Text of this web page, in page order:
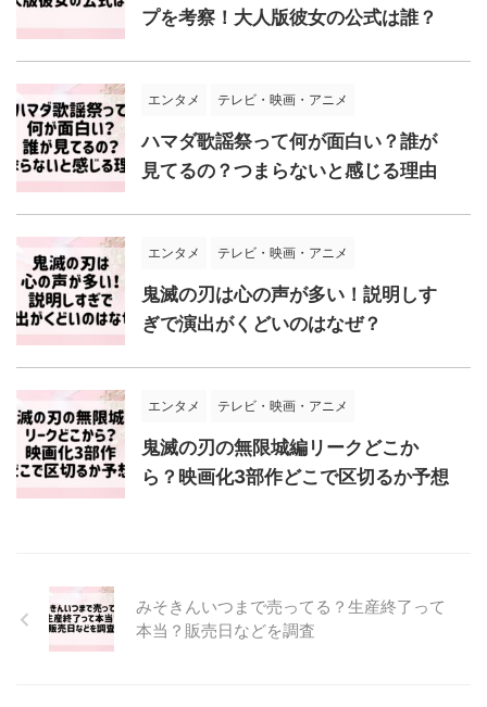
プを考察！大人版彼女の公式は誰？
エンタメ テレビ・映画・アニメ
ハマダ歌謡祭って何が面白い？誰が
見てるの？つまらないと感じる理由
エンタメ テレビ・映画・アニメ
鬼滅の刃は心の声が多い！説明しす
ぎで演出がくどいのはなぜ？
エンタメ テレビ・映画・アニメ
鬼滅の刃の無限城編リークどこか
ら？映画化3部作どこで区切るか予想
みそきんいつまで売ってる？生産終了って
本当？販売日などを調査